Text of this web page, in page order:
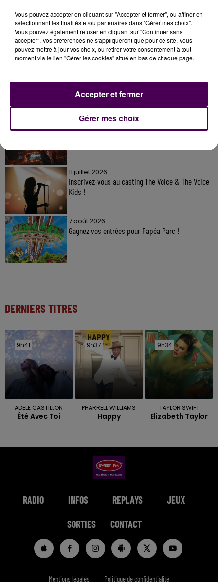
7 août 2026
Gagnez vos pass pour le V and B Fest' 2026 !
11 juillet 2026
Inscrivez-vous au casting The Voice & The Voice
Kids !
7 août 2026
Gagnez vos entrées pour Papéa Parc !
DERNIERS TITRES
9h41
9h41
ADELE CASTILLON
Été Avec Toi
9h37
9h37
PHARRELL WILLIAMS
Happy
9h34
9h34
TAYLOR SWIFT
Elizabeth Taylor
RADIO INFOS REPLAYS JEUX
SORTIES CONTACT
Mentions légales Politique de confidentialité
Vous pouvez accepter en cliquant sur "Accepter et fermer", ou affiner en
sélectionnant les finalités et/ou partenaires dans "Gérer mes choix".
Vous pouvez également refuser en cliquant sur "Continuer sans
accepter". Vos préférences ne s'appliqueront que pour ce site. Vous
pouvez mettre à jour vos choix, ou retirer votre consentement à tout
moment via le lien "Gérer les cookies" situé en bas de chaque page.
Gérer mes choix
Accepter et fermer